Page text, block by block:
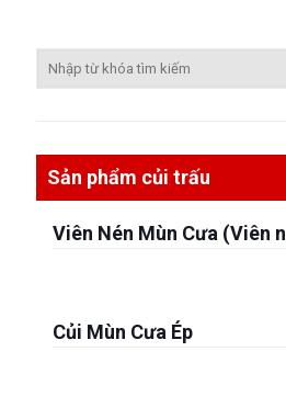
Sản phẩm củi trấu
Viên Nén Mùn Cưa (Viên
Củi Mùn Cưa Ép